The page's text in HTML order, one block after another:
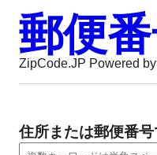
郵便
ZipCode.JP Powered
住所または郵便番